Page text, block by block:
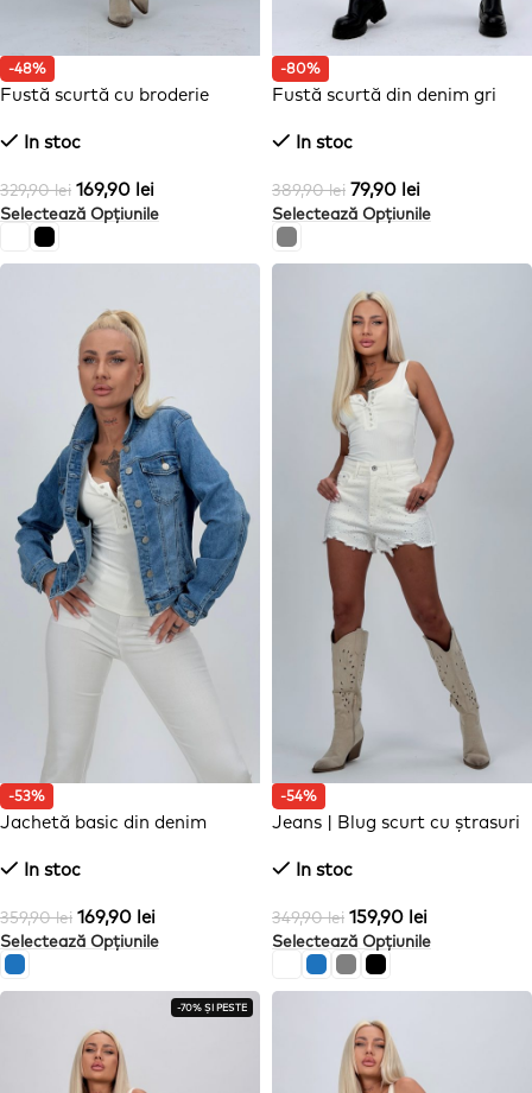
-48%
Fustă scurtă cu broderie
In stoc
329,90lei 169,90 lei
Selectează Opțiunile
-80%
Fustă scurtă din denim gri
In stoc
389,90lei 79,90 lei
Selectează Opțiunile
-53%
Jachetă basic din denim
In stoc
359,90lei 169,90 lei
Selectează Opțiunile
-54%
Jeans | Blug scurt cu ștrasuri
In stoc
349,90lei 159,90 lei
Selectează Opțiunile
-70% ȘI PESTE